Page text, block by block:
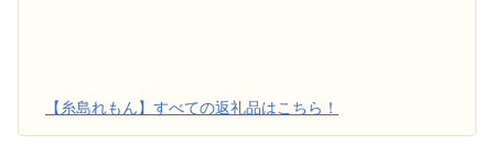
【糸島れもん】すべての返礼品はこちら！